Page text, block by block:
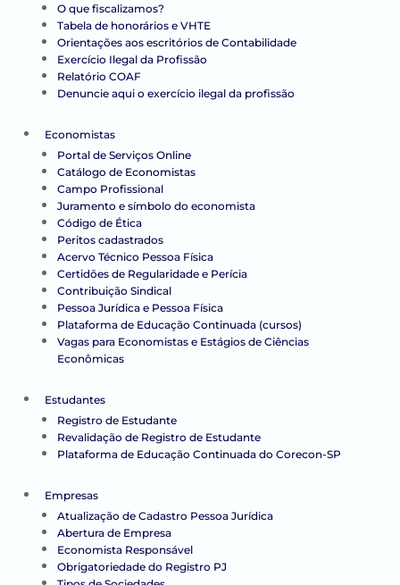
O que fiscalizamos?
Tabela de honorários e VHTE
Orientações aos escritórios de Contabilidade
Exercício Ilegal da Profissão
Relatório COAF
Denuncie aqui o exercício ilegal da profissão
Economistas
Portal de Serviços Online
Catálogo de Economistas
Campo Profissional
Juramento e símbolo do economista
Código de Ética
Peritos cadastrados
Acervo Técnico Pessoa Física
Certidões de Regularidade e Perícia
Contribuição Sindical
Pessoa Jurídica e Pessoa Física
Plataforma de Educação Continuada (cursos)
Vagas para Economistas e Estágios de Ciências
Econômicas
Estudantes
Registro de Estudante
Revalidação de Registro de Estudante
Plataforma de Educação Continuada do Corecon-SP
Empresas
Atualização de Cadastro Pessoa Jurídica
Abertura de Empresa
Economista Responsável
Obrigatoriedade do Registro PJ